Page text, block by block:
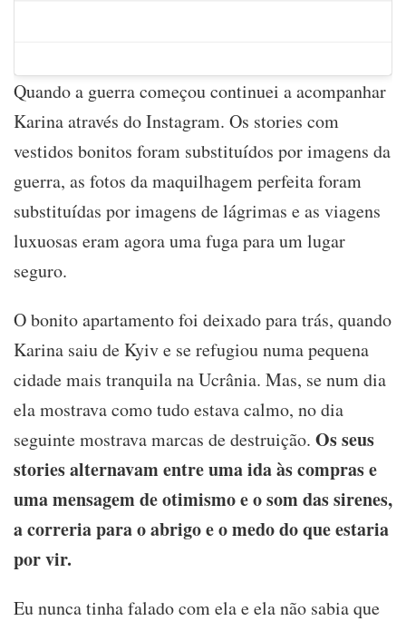
Quando a guerra começou continuei a acompanhar
Karina através do Instagram. Os stories com
vestidos bonitos foram substituídos por imagens da
guerra, as fotos da maquilhagem perfeita foram
substituídas por imagens de lágrimas e as viagens
luxuosas eram agora uma fuga para um lugar
seguro.
O bonito apartamento foi deixado para trás, quando
Karina saiu de Kyiv e se refugiou numa pequena
cidade mais tranquila na Ucrânia. Mas, se num dia
ela mostrava como tudo estava calmo, no dia
seguinte mostrava marcas de destruição. Os seus
stories alternavam entre uma ida às compras e
uma mensagem de otimismo e o som das sirenes,
a correria para o abrigo e o medo do que estaria
por vir.
Eu nunca tinha falado com ela e ela não sabia que